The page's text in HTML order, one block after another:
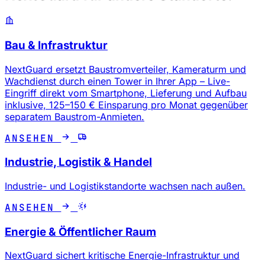
Bau & Infrastruktur
NextGuard ersetzt Baustromverteiler, Kameraturm und
Wachdienst durch einen Tower in Ihrer App – Live-
Eingriff direkt vom Smartphone, Lieferung und Aufbau
inklusive, 125–150 € Einsparung pro Monat gegenüber
separatem Baustrom-Anmieten.
ANSEHEN
Industrie, Logistik & Handel
Industrie- und Logistikstandorte wachsen nach außen.
ANSEHEN
Energie & Öffentlicher Raum
NextGuard sichert kritische Energie-Infrastruktur und